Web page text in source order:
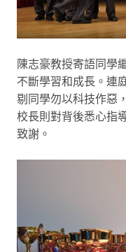
陳志豪教授寄語同學
不斷學習和成長。連
剔同學勿以科技作惡
校長則對背後悉心指
致謝。